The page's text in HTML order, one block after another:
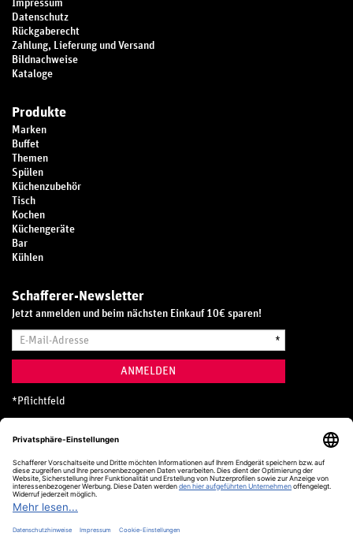
Impressum
Datenschutz
Rückgaberecht
Zahlung, Lieferung und Versand
Bildnachweise
Kataloge
Produkte
Marken
Buffet
Themen
Spülen
Küchenzubehör
Tisch
Kochen
Küchengeräte
Bar
Kühlen
Schafferer-Newsletter
Jetzt anmelden und beim nächsten Einkauf 10€ sparen!
Mail-
*
ANMELDEN
* Pflichtfeld
Hotline
0800 20 70 300 (D)
Kostenlos aus dem deutschen Festnetz
24 Stunden / 365 Tage im Jahr